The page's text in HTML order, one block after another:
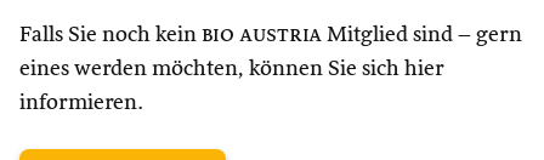
Falls Sie noch kein bio austria Mitglied sind – gern
eines werden möchten, können Sie sich hier
informieren.